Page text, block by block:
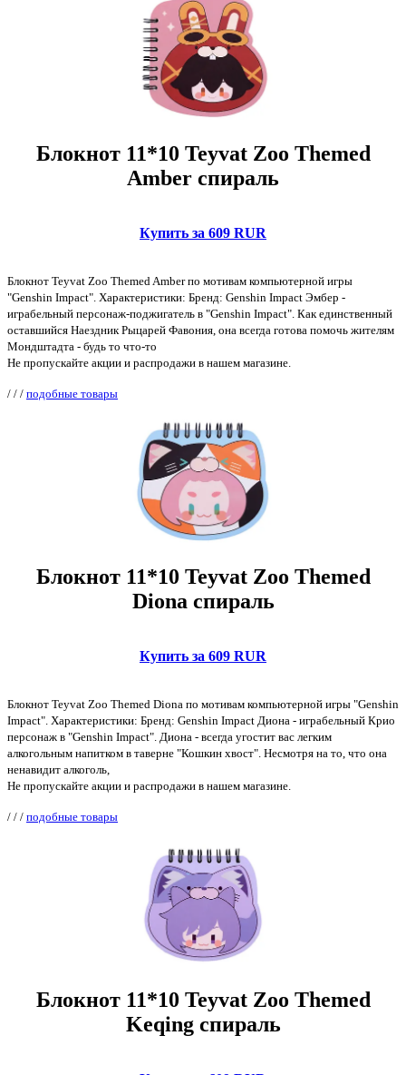
Блокнот 11*10 Teyvat Zoo Themed
Amber спираль
Купить за 609 RUR
Блокнот Teyvat Zoo Themed Amber по мотивам компьютерной игры
"Genshin Impact". Характеристики: Бренд: Genshin Impact Эмбер -
играбельный персонаж-поджигатель в "Genshin Impact". Как единственный
оставшийся Наездник Рыцарей Фавония, она всегда готова помочь жителям
Мондштадта - будь то что-то
Не пропускайте акции и распродажи в нашем магазине.
/ / / подобные товары
Блокнот 11*10 Teyvat Zoo Themed
Diona спираль
Купить за 609 RUR
Блокнот Teyvat Zoo Themed Diona по мотивам компьютерной игры "Genshin
Impact". Характеристики: Бренд: Genshin Impact Диона - играбельный Крио
персонаж в "Genshin Impact". Диона - всегда угостит вас легким
алкогольным напитком в таверне "Кошкин хвост". Несмотря на то, что она
ненавидит алкоголь,
Не пропускайте акции и распродажи в нашем магазине.
/ / / подобные товары
Блокнот 11*10 Teyvat Zoo Themed
Keqing спираль